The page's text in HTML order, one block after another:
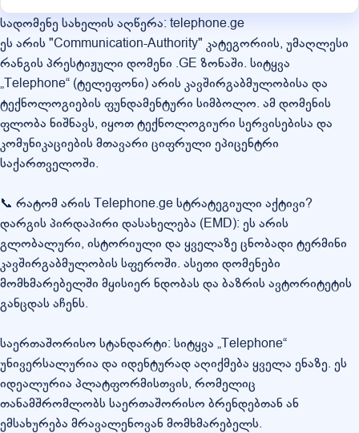
სადომენე სახელის აღწერა: telephone.ge
ეს არის "Communication-Authority" კატეგორიის, უმაღლესი
რანგის პრესტიჟული დომენი .GE ზონაში. სიტყვა
„Telephone“ (ტელეფონი) არის კავშირგაბმულობისა და
ტექნოლოგიების ფუნდამენტური სიმბოლო. ამ დომენის
ფლობა ნიშნავს, იყოთ ტექნოლოგიური სერვისებისა და
კომუნიკაციების მთავარი ციფრული ეპიცენტრი
საქართველოში.
📞 რატომ არის Telephone.ge სტრატეგიული აქტივი?
დარგის პირდაპირი დასახელება (EMD): ეს არის
გლობალური, ისტორიული და ყველაზე ცნობადი ტერმინი
კავშირგაბმულობის სფეროში. ასეთი დომენები
მომხმარებელში მყისიერ ნდობას და ბაზრის ავტორიტეტის
განცდას აჩენს.
საერთაშორისო სტანდარტი: სიტყვა „Telephone“
უნივერსალურია და იდენტურად აღიქმება ყველა ენაზე. ეს
იდეალურია პლატფორმისთვის, რომელიც
თანამშრომლობს საერთაშორისო ბრენდებთან ან
ემსახურება მრავალენოვან მომხმარებელს.